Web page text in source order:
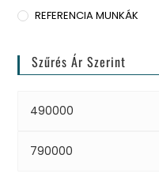
REFERENCIA MUNKÁK
Szűrés Ár Szerint